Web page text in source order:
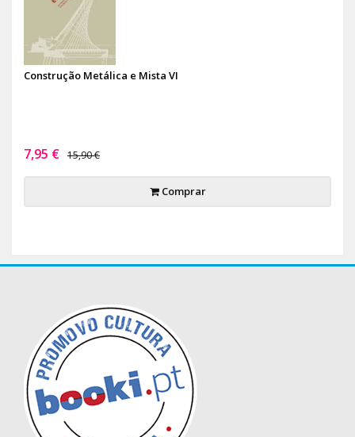
Construção Metálica e Mista VI
7,95 € 15,90 €
Comprar